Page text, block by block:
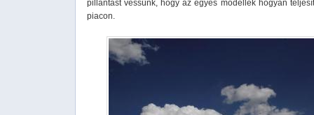
pillantást vessünk, hogy az egyes modellek hogyan
piacon.